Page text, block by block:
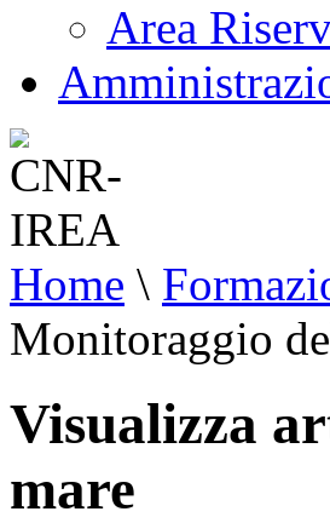
Area
Home \
Monitoraggio
Visualizza
mare